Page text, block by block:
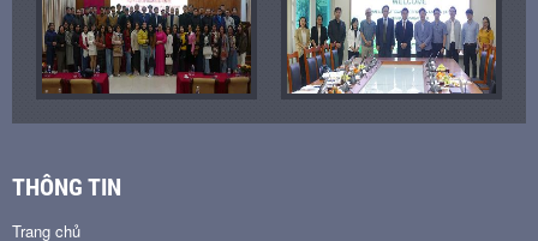
THÔNG TIN
Trang chủ